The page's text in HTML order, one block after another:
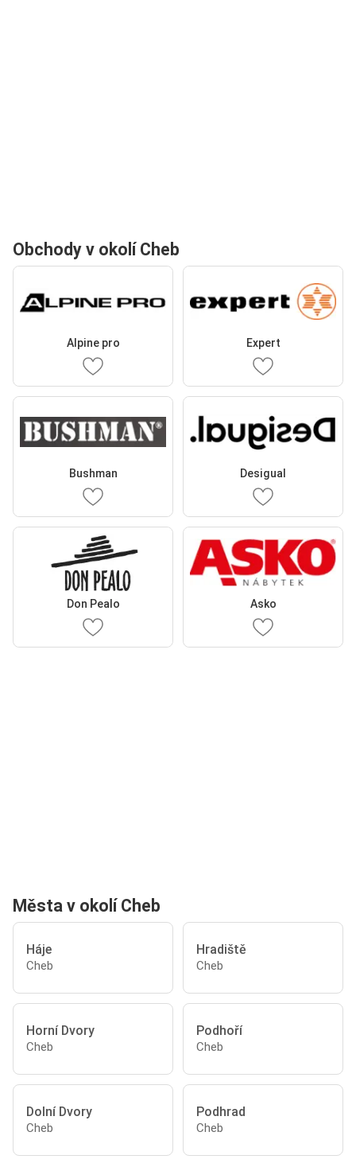
Obchody v okolí Cheb
Alpine pro Expert
Bushman Desigual
Don Pealo Asko
Města v okolí Cheb
Háje
Cheb
Hradiště
Cheb
Horní Dvory
Cheb
Podhoří
Cheb
Dolní Dvory
Cheb
Podhrad
Cheb